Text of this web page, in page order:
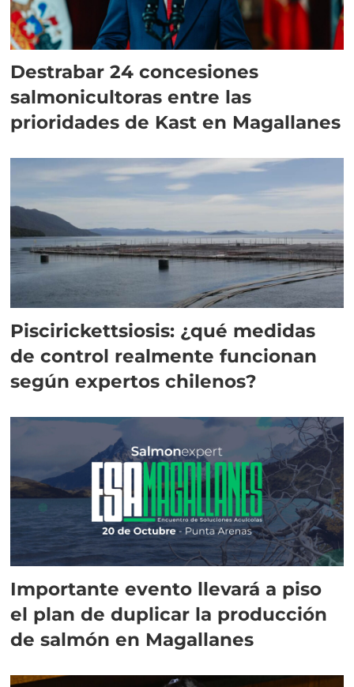
Destrabar 24 concesiones
salmonicultoras entre las
prioridades de Kast en Magallanes
Piscirickettsiosis: ¿qué medidas
de control realmente funcionan
según expertos chilenos?
Importante evento llevará a piso
el plan de duplicar la producción
de salmón en Magallanes